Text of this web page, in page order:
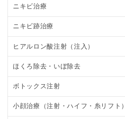
ニキビ治療
ニキビ跡治療
ヒアルロン酸注射（注入）
ほくろ除去・いぼ除去
ボトックス注射
小顔治療（注射・ハイフ・糸リフト）